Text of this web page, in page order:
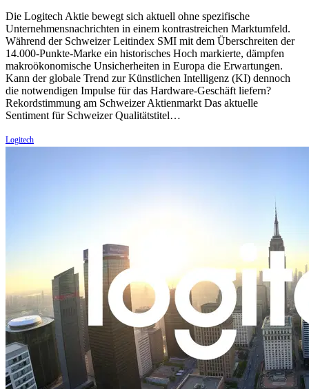
Die Logitech Aktie bewegt sich aktuell ohne spezifische
Unternehmensnachrichten in einem kontrastreichen Marktumfeld.
Während der Schweizer Leitindex SMI mit dem Überschreiten der
14.000-Punkte-Marke ein historisches Hoch markierte, dämpfen
makroökonomische Unsicherheiten in Europa die Erwartungen.
Kann der globale Trend zur Künstlichen Intelligenz (KI) dennoch
die notwendigen Impulse für das Hardware-Geschäft liefern?
Rekordstimmung am Schweizer Aktienmarkt Das aktuelle
Sentiment für Schweizer Qualitätstitel…
Logitech